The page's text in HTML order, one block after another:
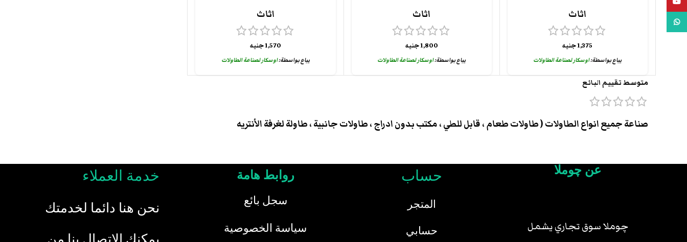
اثاث
1,375جنيه
يباع بواسطة:اوسكار لصناعة الطاولات
اثاث
1,800جنيه
يباع بواسطة:اوسكار لصناعة الطاولات
اثاث
1,570جنيه
يباع بواسطة:اوسكار لصناعة الطاولات
متوسط تقييم البائع
صناعة جميع انواع الطاولات ( طاولات طعام ، قابل للطي ، مكتب بدون ادراج ، طاولات جانبية ، طاولة لغرفة الأنتريه
عن چوملا
چوملا سوق تجاري يشمل
حساب
المتجر
حسابي
روابط هامة
سجل بائع
سياسة الخصوصية
خدمة العملاء
نحن هنا دائما لخدمتك
يمكنك الاتصال بنا من